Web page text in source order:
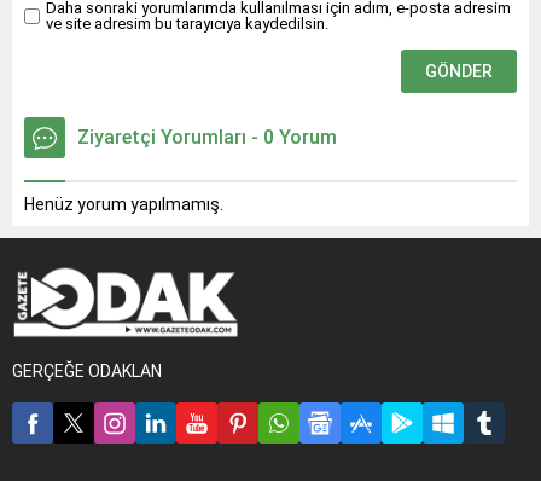
Daha sonraki yorumlarımda kullanılması için adım, e-posta adresim
ve site adresim bu tarayıcıya kaydedilsin.
Ziyaretçi Yorumları - 0 Yorum
Henüz yorum yapılmamış.
GERÇEĞE ODAKLAN